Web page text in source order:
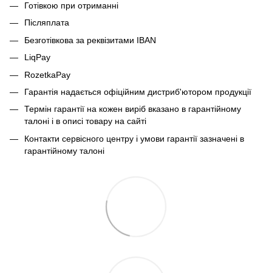
Готівкою при отриманні
Післяплата
Безготівкова за реквізитами IBAN
LiqPay
RozetkaPay
Гарантія надається офіційним дистриб'ютором продукції
Термін гарантії на кожен виріб вказано в гарантійному
талоні і в описі товару на сайті
Контакти сервісного центру і умови гарантії зазначені в
гарантійному талоні